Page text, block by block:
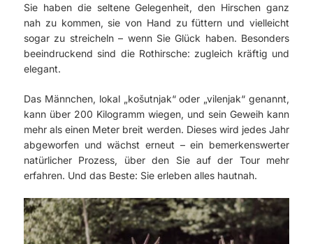
Sie haben die seltene Gelegenheit, den Hirschen ganz
nah zu kommen, sie von Hand zu füttern und vielleicht
sogar zu streicheln – wenn Sie Glück haben. Besonders
beeindruckend sind die Rothirsche: zugleich kräftig und
elegant.
Das Männchen, lokal „košutnjak“ oder „vilenjak“ genannt,
kann über 200 Kilogramm wiegen, und sein Geweih kann
mehr als einen Meter breit werden. Dieses wird jedes Jahr
abgeworfen und wächst erneut – ein bemerkenswerter
natürlicher Prozess, über den Sie auf der Tour mehr
erfahren. Und das Beste: Sie erleben alles hautnah.